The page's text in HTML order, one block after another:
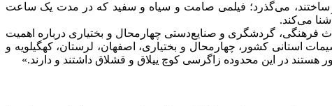
ساختند، می‌گذرد؛ فیلمی صامت و سیاه و سفید که در مدت یک ساعت
می‌کند.
فرهنگی، گردشگری و صنایع‌دستی چهارمحال و بختیاری درباره اهمیت
استانی کشور، چهارمحال و بختیاری، اصفهان، لرستان، کهگیلویه و
در این محدوده زاگرسی کوچ ییلاق و قشلاق داشتند و دارند.»